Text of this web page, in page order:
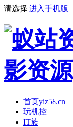
请选择 进入手机版 |
首页yiz58.cn
玩机控
IT族